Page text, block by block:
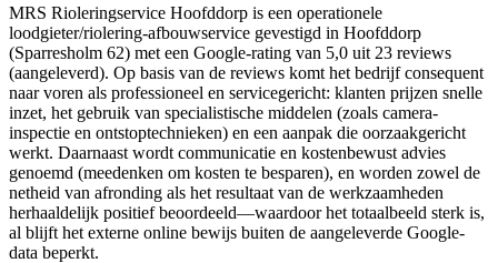
MRS Rioleringservice Hoofddorp is een operationele
loodgieter/riolering-afbouwservice gevestigd in Hoofddorp
(Sparresholm 62) met een Google-rating van 5,0 uit 23 reviews
(aangeleverd). Op basis van de reviews komt het bedrijf consequent
naar voren als professioneel en servicegericht: klanten prijzen snelle
inzet, het gebruik van specialistische middelen (zoals camera-
inspectie en ontstoptechnieken) en een aanpak die oorzaakgericht
werkt. Daarnaast wordt communicatie en kostenbewust advies
genoemd (meedenken om kosten te besparen), en worden zowel de
netheid van afronding als het resultaat van de werkzaamheden
herhaaldelijk positief beoordeeld—waardoor het totaalbeeld sterk is,
al blijft het externe online bewijs buiten de aangeleverde Google-
data beperkt.